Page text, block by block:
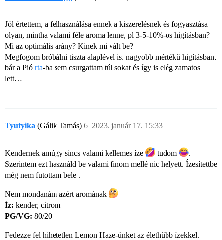
Jól értettem, a felhasználása ennek a kiszerelésnek és fogyasztása
olyan, mintha valami féle aroma lenne, pl 3-5-10%-os higításban?
Mi az optimális arány? Kinek mi vált be?
Megfogom bróbálni tiszta alaplével is, nagyobb mértékű higításban,
bár a Pió rta-ba sem csurgattam túl sokat és így is elég zamatos
lett…
Tyutyika (Gálik Tamás) 2023. január 17. 15:33
6
Kendernek amúgy sincs valami kellemes íze tudom
.
Szerintem ezt használd be valami finom mellé nic helyett. Ízesítettbe
még nem futottam bele .
Nem mondanám azért aromának
Íz: kender, citrom
PG/VG: 80/20
Fedezze fel hihetetlen Lemon Haze-ünket az élethűbb ízekkel.